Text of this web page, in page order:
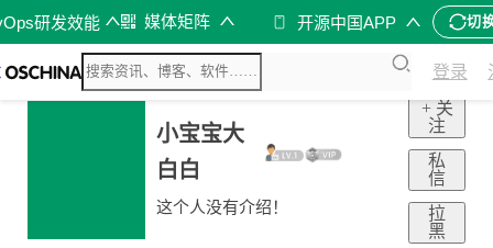
研发效能 媒体矩阵 开源中国APP 切
登录
小宝宝大
白白
这个人没有介绍！
+ 关
注
私
信
拉
黑